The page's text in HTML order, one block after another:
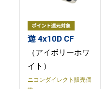
遊 4x10D CF
（アイボリーホワ
イト）
ニコンダイレクト販売価